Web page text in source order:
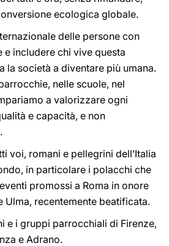
ecologica globale.
delle persone con
includere chi vive questa
la società a diventare più umana.
nelle scuole, nel
a valorizzare ogni
e capacità, e non
voi, romani e pellegrini dell’Italia
in particolare i polacchi che
promossi a Roma in onore
Ulma, recentemente beatificata.
e i gruppi parrocchiali di Firenze,
e Adrano.